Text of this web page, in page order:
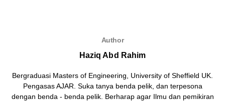
Author
Haziq Abd Rahim
Bergraduasi Masters of Engineering, University of Sheffield UK.
Pengasas AJAR. Suka tanya benda pelik, dan terpesona
dengan benda - benda pelik. Berharap agar Ilmu dan pemikiran